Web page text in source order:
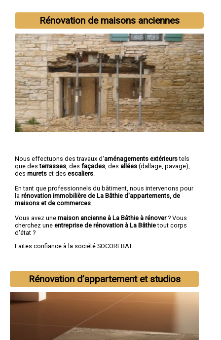
Rénovation de maisons anciennes
Nous effectuons des travaux d'aménagements extérieurstels
que desterrasses , des façades , des allées (dallage, pavage),
des murets et des escaliers
En tant que professionnels du bâtiment, nous intervenons pour
la rénovation immobilière de La Bâthie d'appartements, de
maisons et de commerces
Vous avez une maison ancienne à La Bâthie à rénover? Vous
cherchez une entreprise de rénovation à La Bâthietout corps
d'état ?
Faites confiance à la société SOCOREBAT.
Rénovation d’appartement et studios